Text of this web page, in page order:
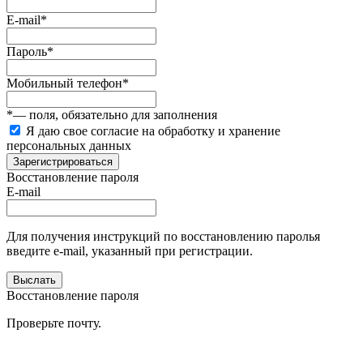
E-mail*
Пароль*
Мобильный телефон*
*— поля, обязательно для заполнения
Я даю свое согласие на обработку и хранение
персональных данных
Зарегистрироваться
Восстановление пароля
E-mail
Для получения инструкций по восстановлению паролья
введите e-mail, указанный при регистрации.
Выслать
Восстановление пароля
Проверьте почту.